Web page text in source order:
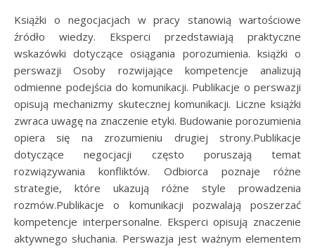
Książki o negocjacjach w pracy stanowią wartościowe
źródło wiedzy. Eksperci przedstawiają praktyczne
wskazówki dotyczące osiągania porozumienia. książki o
perswazji Osoby rozwijające kompetencje analizują
odmienne podejścia do komunikacji. Publikacje o perswazji
opisują mechanizmy skutecznej komunikacji. Liczne książki
zwraca uwagę na znaczenie etyki. Budowanie porozumienia
opiera się na zrozumieniu drugiej strony.Publikacje
dotyczące negocjacji często poruszają temat
rozwiązywania konfliktów. Odbiorca poznaje różne
strategie, które ukazują różne style prowadzenia
rozmów.Publikacje o komunikacji pozwalają poszerzać
kompetencje interpersonalne. Eksperci opisują znaczenie
aktywnego słuchania. Perswazja jest ważnym elementem